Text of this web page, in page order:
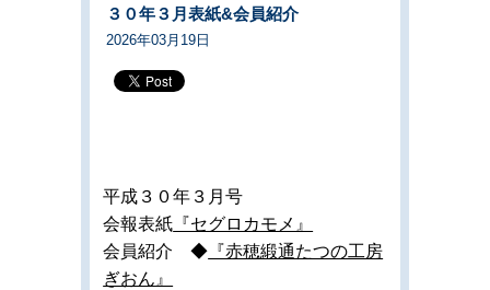
３０年３月表紙&会員紹介
2026年03月19日
平成３０年３月号
会報表紙 『セグロカモメ』
会員紹介 ◆ 『赤穂緞通たつの工房
ぎおん』